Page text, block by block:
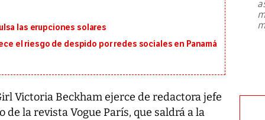
las erupciones solares
el riesgo de despido por redes sociales en Panamá
Victoria Beckham ejerce de redactora jefe
la revista Vogue París, que saldrá a la
da Silva, oficializó este domingo su
candidatura...